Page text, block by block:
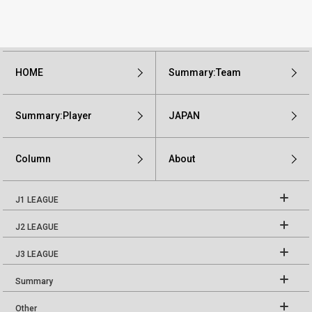
HOME Summary:Team
Summary:Player JAPAN
Column About
J1 LEAGUE
J2 LEAGUE
J3 LEAGUE
Summary
Other